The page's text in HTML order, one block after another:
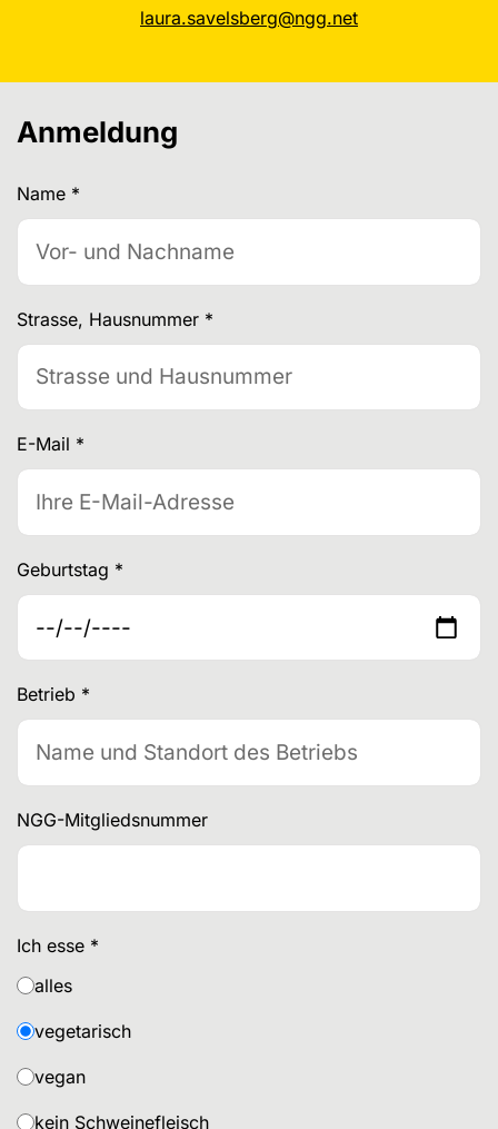
laura.savelsberg@ngg.net
Anmeldung
Name *
Strasse, Hausnummer *
E-Mail *
Geburtstag *
Betrieb *
NGG-Mitgliedsnummer
Ich esse *
alles
vegetarisch
vegan
kein Schweinefleisch